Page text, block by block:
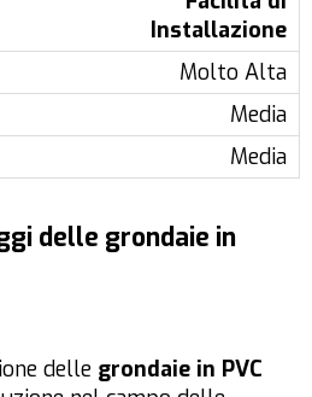
Installazione
Molto Alta
Media
Media
delle grondaie in
delle grondaie in PVC